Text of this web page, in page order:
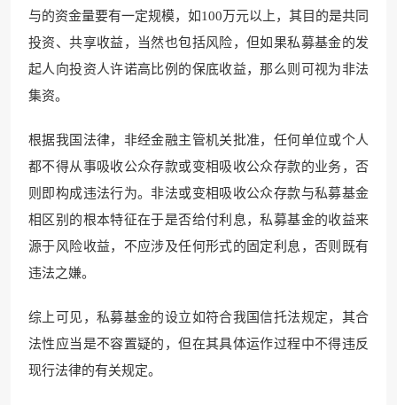
与的资金量要有一定规模，如100万元以上，其目的是共同
投资、共享收益，当然也包括风险，但如果私募基金的发
起人向投资人许诺高比例的保底收益，那么则可视为非法
集资。
根据我国法律，非经金融主管机关批准，任何单位或个人
都不得从事吸收公众存款或变相吸收公众存款的业务，否
则即构成违法行为。非法或变相吸收公众存款与私募基金
相区别的根本特征在于是否给付利息，私募基金的收益来
源于风险收益，不应涉及任何形式的固定利息，否则既有
违法之嫌。
综上可见，私募基金的设立如符合我国信托法规定，其合
法性应当是不容置疑的，但在其具体运作过程中不得违反
现行法律的有关规定。